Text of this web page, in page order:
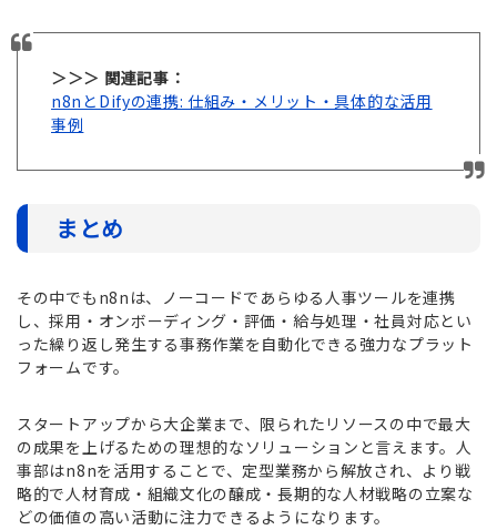
＞＞＞ 関連記事：
n8nとDifyの連携: 仕組み・メリット・具体的な活用
事例
まとめ
その中でもn8nは、ノーコードであらゆる人事ツールを連携
し、採用・オンボーディング・評価・給与処理・社員対応とい
った繰り返し発生する事務作業を自動化できる強力なプラット
フォームです。
スタートアップから大企業まで、限られたリソースの中で最大
の成果を上げるための理想的なソリューションと言えます。人
事部はn8nを活用することで、定型業務から解放され、より戦
略的で人材育成・組織文化の醸成・長期的な人材戦略の立案な
どの価値の高い活動に注力できるようになります。